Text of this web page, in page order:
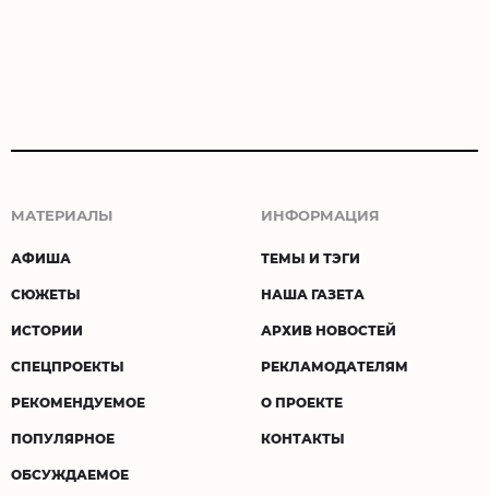
МАТЕРИАЛЫ
АФИША
СЮЖЕТЫ
ИСТОРИИ
СПЕЦПРОЕКТЫ
РЕКОМЕНДУЕМОЕ
ПОПУЛЯРНОЕ
ОБСУЖДАЕМОЕ
ИНФОРМАЦИЯ
ТЕМЫ И ТЭГИ
НАША ГАЗЕТА
АРХИВ НОВОСТЕЙ
РЕКЛАМОДАТЕЛЯМ
О ПРОЕКТЕ
КОНТАКТЫ